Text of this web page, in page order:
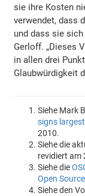
sie ihre Kosten
verwendet, dass
und dass sie
Gerloff. „Dieses
in allen drei
Glaubwürdigkeit
Siehe Mark
signs
2010.
Siehe die
revidiert am
Siehe die
Open
Siehe den